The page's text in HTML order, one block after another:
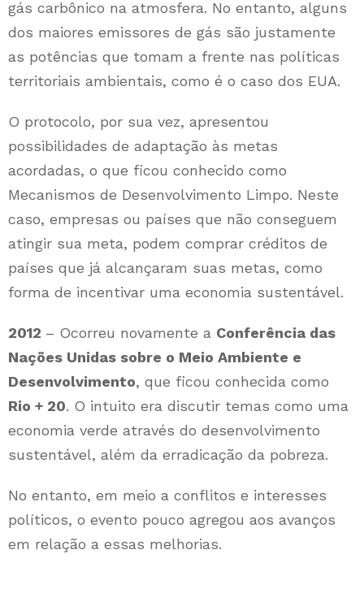
gás carbônico na atmosfera. No entanto, alguns
dos maiores emissores de gás são justamente
as potências que tomam a frente nas políticas
territoriais ambientais, como é o caso dos EUA.
O protocolo, por sua vez, apresentou
possibilidades de adaptação às metas
acordadas, o que ficou conhecido como
Mecanismos de Desenvolvimento Limpo. Neste
caso, empresas ou países que não conseguem
atingir sua meta, podem comprar créditos de
países que já alcançaram suas metas, como
forma de incentivar uma economia sustentável.
2012 – Ocorreu novamente a Conferência das
Nações Unidas sobre o Meio Ambiente e
Desenvolvimento, que ficou conhecida como
Rio + 20. O intuito era discutir temas como uma
economia verde através do desenvolvimento
sustentável, além da erradicação da pobreza.
No entanto, em meio a conflitos e interesses
políticos, o evento pouco agregou aos avanços
em relação a essas melhorias.